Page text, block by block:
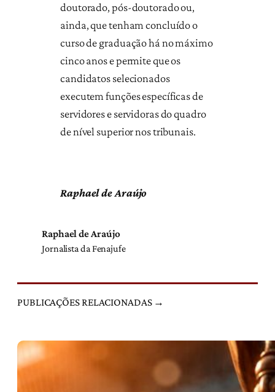
doutorado, pós-doutorado ou,
ainda, que tenham concluído o
curso de graduação há no máximo
cinco anos e permite que os
candidatos selecionados
executem funções específicas de
servidores e servidoras do quadro
de nível superior nos tribunais.
Raphael de Araújo
Raphael de Araújo
Jornalista da Fenajufe
PUBLICAÇÕES RELACIONADAS →